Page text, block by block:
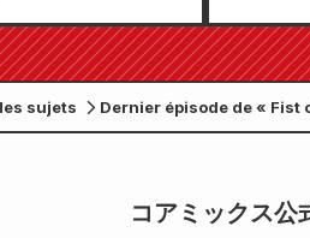
de « Monthly
sera disponible
sujets
Dernier épisode de « Fist
Monthly Comic Zenon
コアミックス公